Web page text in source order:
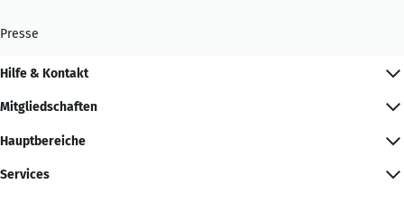
Presse
Hilfe & Kontakt
Mitgliedschaften
Hauptbereiche
Services